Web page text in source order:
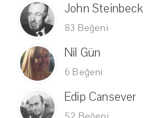
John Steinbeck
83 Beğeni
Nil Gün
6 Beğeni
Edip Cansever